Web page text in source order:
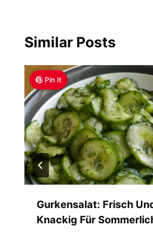
Similar Posts
Pin It
Gurkensalat: Frisch
Knackig Für